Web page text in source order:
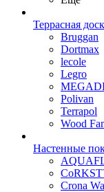
Террасная
Bruggan
Dortmax
lecole
Legro
Polivan
Terrapol
Wood
Настенные
Crona